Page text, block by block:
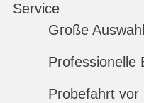
Service
Große
Professionelle
Probefahrt vor